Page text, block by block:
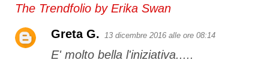
The Trendfolio by Erika Swan
Greta G.
13 dicembre 2016 alle ore 08:14
E' molto bella l'iniziativa.....